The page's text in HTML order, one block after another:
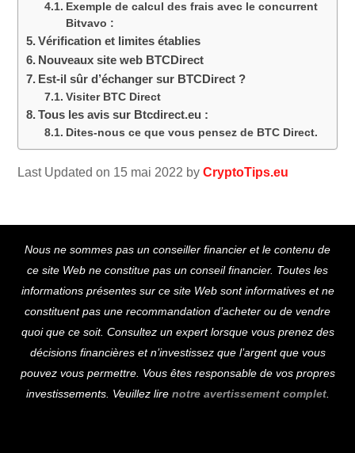
Last Updated on 15 mai 2022 byCryptoTips.eu
Exemple de calcul des frais avec le concurrent
Bitvavo :
Vérification et limites établies
Nouveaux site web BTCDirect
Est-il sûr d’échanger sur BTCDirect ?
Visiter BTC Direct
Tous les avis sur Btcdirect.eu :
Dites-nous ce que vous pensez de BTC Direct.
To
Top
Nous ne sommes pas un conseiller financier et le contenu de
ce site Web ne constitue pas un conseil financier. Toutes les
informations présentes sur ce site Web sont informatives et ne
constituent pas une recommandation d’acheter ou de vendre
quoi que ce soit. Consultez un expert lorsque vous prenez des
décisions financières et n’investissez que l’argent que vous
pouvez vous permettre. Vous êtes responsable de vos propres
investissements. Veuillez lire notre avertissement complet.